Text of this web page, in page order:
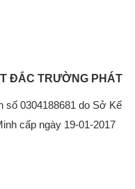
ĐẮC TRƯỜNG PHÁT
số 0304188681 do Sở Kế
cấp ngày 19-01-2017